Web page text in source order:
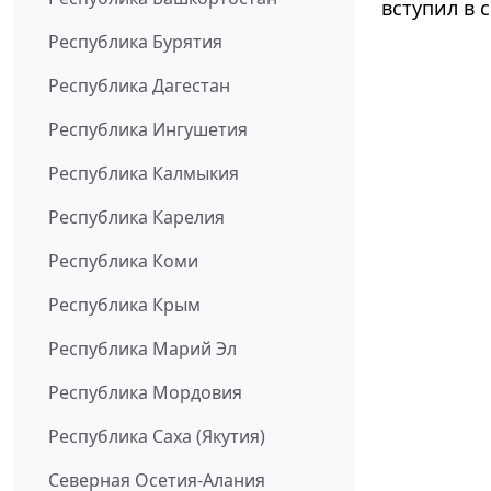
Республика Бурятия
Республика Дагестан
Республика Ингушетия
Республика Калмыкия
Республика Карелия
Республика Коми
Республика Крым
Республика Марий Эл
Республика Мордовия
Республика Саха (Якутия)
Северная Осетия-Алания
вступил в